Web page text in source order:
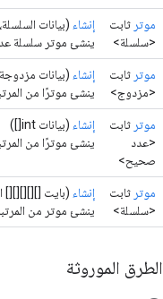
موتر ثابت
<سلسلة>
إنشاء (بيانات
ينشئ موتر سلسلة
موتر ثابت
<مزدوج>
إنشاء (بيانات
ينشئ موترًا من المرتبة 6
موتر ثابت
<عدد
صحيح>
إنشاء (بيانات int[])
ينشئ موترًا من
موتر ثابت
<سلسلة>
إنشاء (بايت [][][][][]
ينشئ موتر من المرتبة 5
الطرق الموروثة